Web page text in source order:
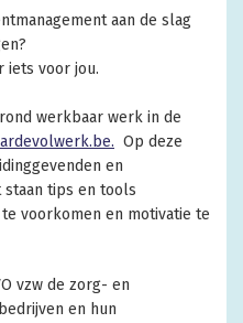
aan de slag
iets voor jou.
werkbaar werk in de
Op deze
en
tips en tools
voorkomen en motivatie te
vzw de zorg- en
en hun